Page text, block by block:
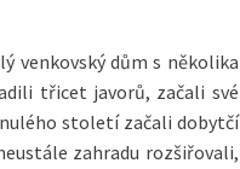
venkovský dům s několika
třicet javorů, začali své
století začali dobytčí
zahradu rozšiřovali,